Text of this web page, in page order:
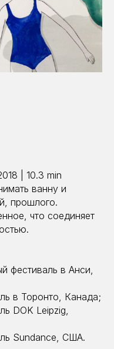
| 10.3 min
ванну и
прошлого.
что соединяет
фестиваль в Анси,
в Торонто, Канада;
DOK Leipzig,
Sundance, США.